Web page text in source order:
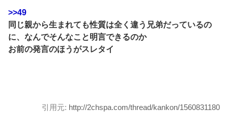
>>49
同じ親から生まれても性質は全く違う兄弟だっているの
に、なんでそんなこと明言できるのか
お前の発言のほうがスレタイ
引用元: http://2chspa.com/thread/kankon/1560831180